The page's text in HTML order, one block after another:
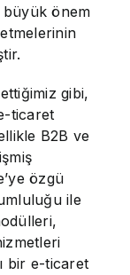
büyük önem
gibi,
ticaret
B2B ve
özgü
ile
bir e-ticaret